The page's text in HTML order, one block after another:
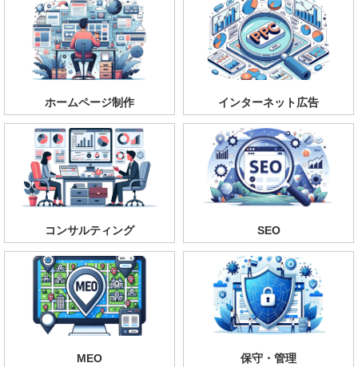
ホームページ制作 インターネット広告
コンサルティング SEO
MEO 保守・管理